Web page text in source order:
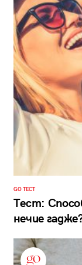
GO ТЕСТ
Тест:
нечие